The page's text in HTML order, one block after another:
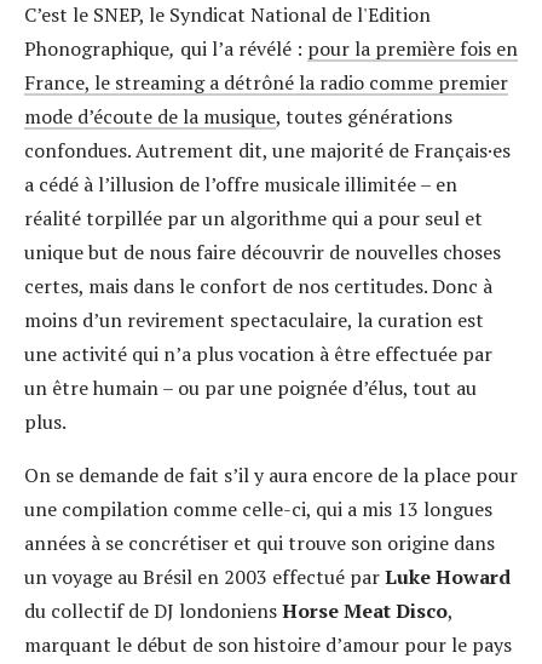
C’est le SNEP, le Syndicat National de l'Edition
Phonographique, qui l’a révélé : pour la première fois en
France, le streaming a détrôné la radio comme premier
mode d’écoute de la musique, toutes générations
confondues. Autrement dit, une majorité de Français·es
a cédé à l’illusion de l’offre musicale illimitée – en
réalité torpillée par un algorithme qui a pour seul et
unique but de nous faire découvrir de nouvelles choses
certes, mais dans le confort de nos certitudes. Donc à
moins d’un revirement spectaculaire, la curation est
une activité qui n’a plus vocation à être effectuée par
un être humain – ou par une poignée d’élus, tout au
plus.
On se demande de fait s’il y aura encore de la place pour
une compilation comme celle-ci, qui a mis 13 longues
années à se concrétiser et qui trouve son origine dans
un voyage au Brésil en 2003 effectué parLuke Howard
du collectif de DJ londoniensHorse Meat Disco,
marquant le début de son histoire d’amour pour le pays